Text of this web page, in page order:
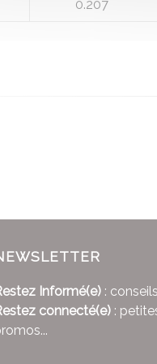
0.207
Informé(e) :
connecté(e) :